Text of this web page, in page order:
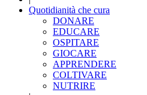
Quotidianità che cura
DONARE
EDUCARE
OSPITARE
GIOCARE
APPRENDERE
COLTIVARE
NUTRIRE